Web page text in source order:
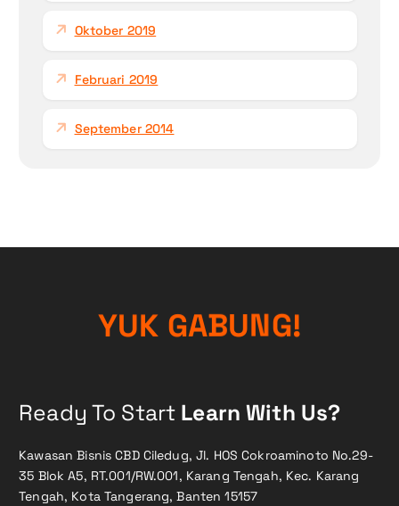
Oktober 2019
Februari 2019
September 2014
YUK GABUNG!
Ready To Start Learn With Us?
Kawasan Bisnis CBD Ciledug, Jl. HOS Cokroaminoto No.29-
35 Blok A5, RT.001/RW.001, Karang Tengah, Kec. Karang
Tengah, Kota Tangerang, Banten 15157